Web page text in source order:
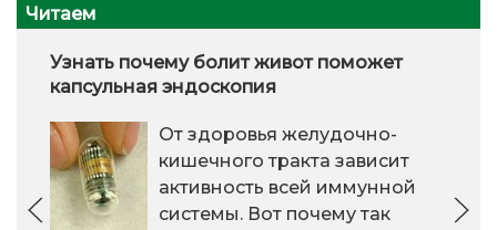
Читаем
Узнать почему болит живот поможет
капсульная эндоскопия
От здоровья желудочно-
кишечного тракта зависит
активность всей иммунной
системы. Вот почему так